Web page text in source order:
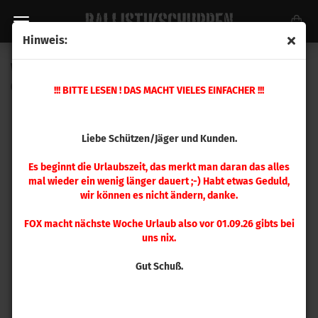
Hinweis:
!!! BITTE LESEN ! DAS MACHT VIELES EINFACHER !!!
Liebe Schützen/Jäger und Kunden.
Es beginnt die Urlaubszeit, das merkt man daran das alles
mal wieder ein wenig länger dauert ;-) Habt etwas Geduld,
wir können es nicht ändern, danke.
FOX macht nächste Woche Urlaub also vor 01.09.26 gibts bei
uns nix.
Gut Schuß.
Winchester WSF (454 g)
UC0240)